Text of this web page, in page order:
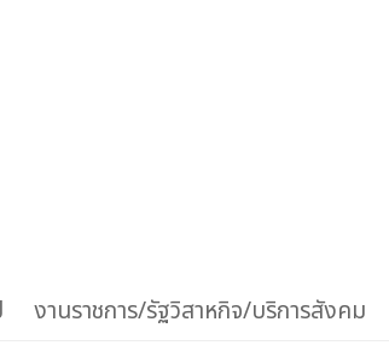
งานราชการ/รัฐวิสาหกิจ/บริการสังคม